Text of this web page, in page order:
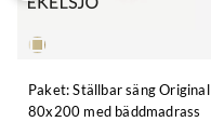
Paket: Ställbar säng Original
80x200 med bäddmadrass